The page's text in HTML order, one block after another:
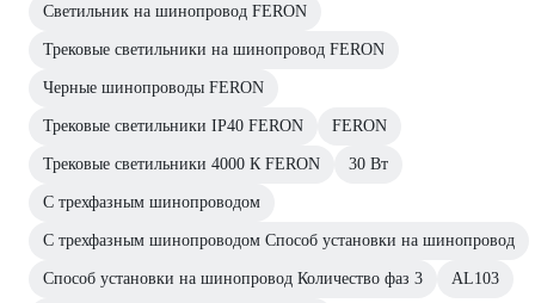
Светильник на шинопровод FERON
Трековые светильники на шинопровод FERON
Черные шинопроводы FERON
Трековые светильники IP40 FERON FERON
Трековые светильники 4000 К FERON 30 Вт
С трехфазным шинопроводом
С трехфазным шинопроводом Способ установки на шинопровод
Способ установки на шинопровод Количество фаз 3 AL103